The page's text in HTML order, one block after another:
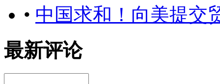
• 中国求和！向美提交
最新评论